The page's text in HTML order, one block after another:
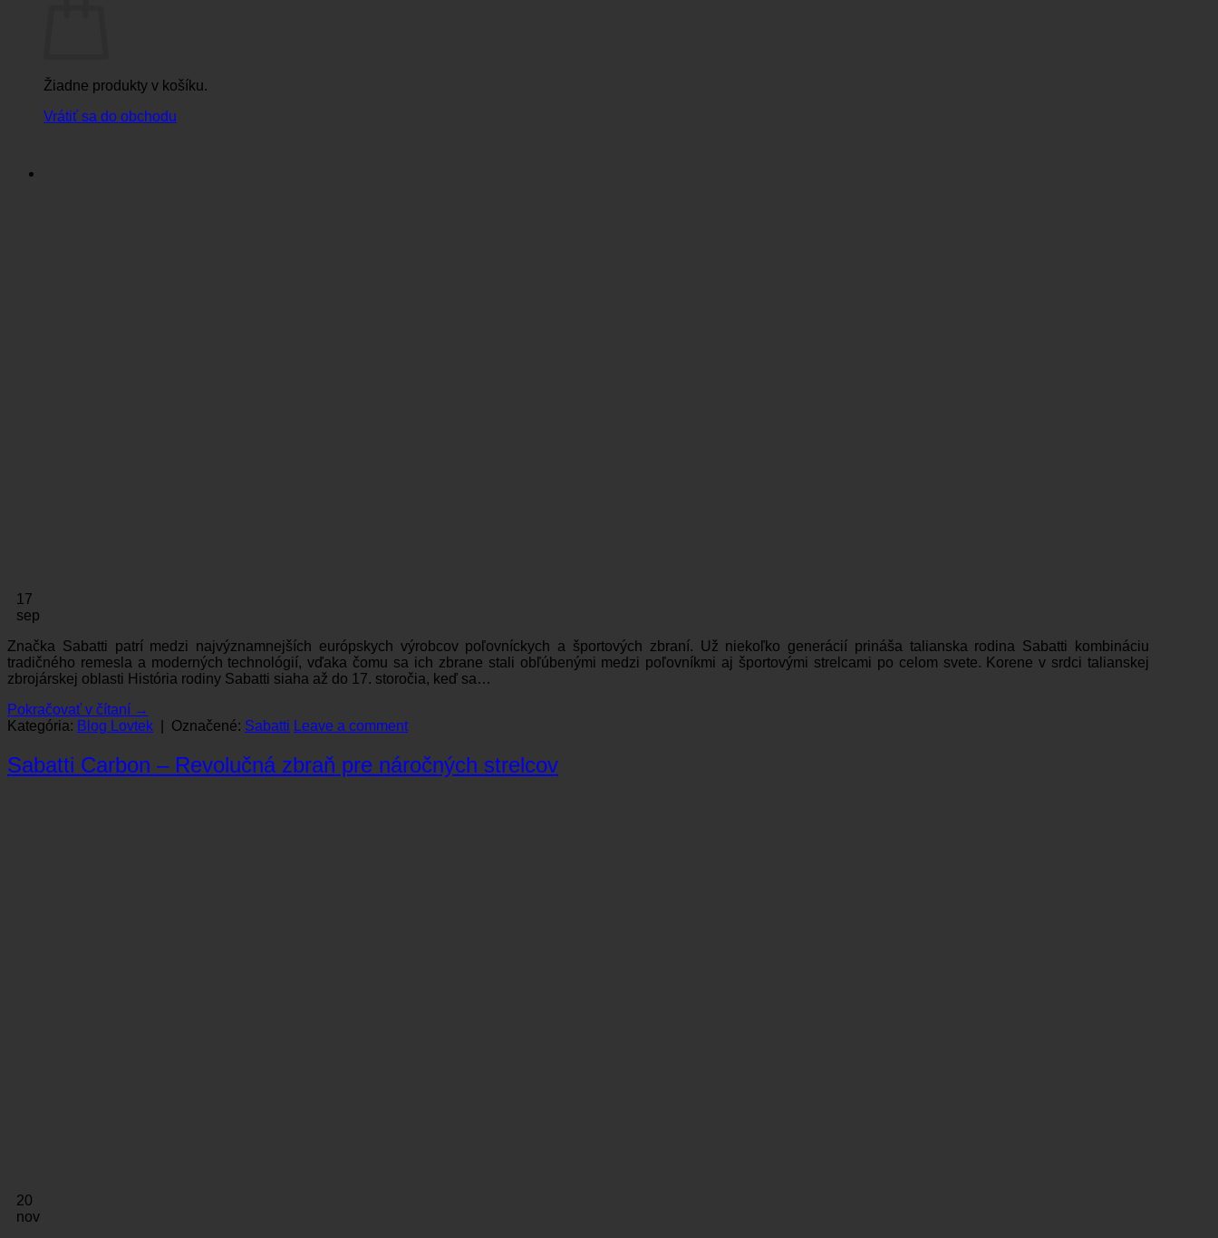
Žiadne produkty v košíku.
Vrátiť sa do obchodu
17
sep
Značka Sabatti patrí medzi najvýznamnejších európskych výrobcov poľovníckych a športových zbraní. Už niekoľko generácií prináša talianska rodina Sabatti kombináciu
tradičného remesla a moderných technológií, vďaka čomu sa ich zbrane stali obľúbenými medzi poľovníkmi aj športovými strelcami po celom svete. Korene v srdci talianskej
zbrojárskej oblasti História rodiny Sabatti siaha až do 17. storočia, keď sa…
Pokračovať v čítaní →
Kategória: Blog Lovtek Označené: Sabatti Leave a comment
Sabatti Carbon – Revolučná zbraň pre náročných strelcov
20
nov